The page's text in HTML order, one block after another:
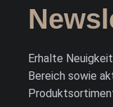
Erhalte
Bereich sowie